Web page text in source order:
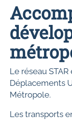
Le réseau
Déplacements
Métropole.
Les transports